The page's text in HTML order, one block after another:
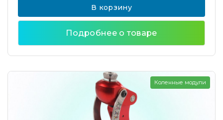
В корзину
Подробнее о товаре
Коленные модули